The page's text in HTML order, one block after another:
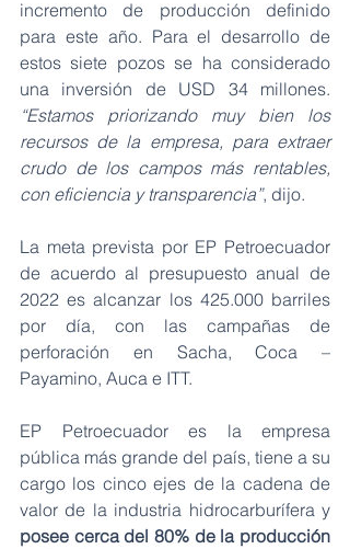
incremento de producción definido
para este año. Para el desarrollo de
estos siete pozos se ha considerado
“Estamos priorizando muy bien los
recursos de la empresa, para extraer
crudo de los campos más rentables,
con eficiencia y transparencia”, dijo.
La meta prevista por EP Petroecuador
de acuerdo al presupuesto anual de
2022 es alcanzar los 425.000 barriles
por día, con las campañas de
perforación en Sacha, Coca –
Payamino, Auca e ITT.
EP Petroecuador es la empresa
pública más grande del país, tiene a su
cargo los cinco ejes de la cadena de
posee cerca del 80% de la producción